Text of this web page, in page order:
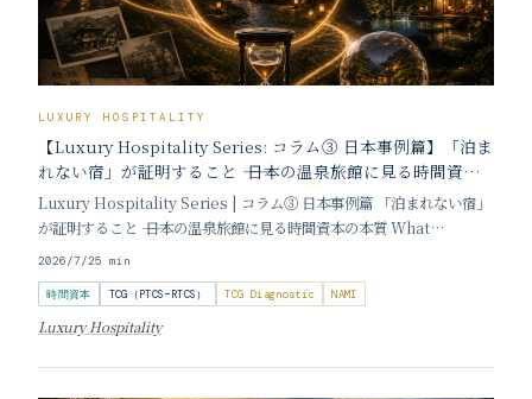
LUXURY HOSPITALITY
【Luxury Hospitality Series: コラム③ 日本事例篇】「泊ま
れない宿」が証明すること ―― 日本の温泉旅館に見る時間資本
の本質
Luxury Hospitality Series | コラム③ 日本事例篇 「泊まれない宿」
が証明すること ―― 日本の温泉旅館に見る時間資本の本質 What
'Impossible to Book' Inns Prove About Time Capital 執筆：加
登吉邦 一泊の予約のために、
2026/7/25 min
時間資本 TCG（PTCS−RTCS） TCG Diagnostic NAMI
Luxury Hospitality